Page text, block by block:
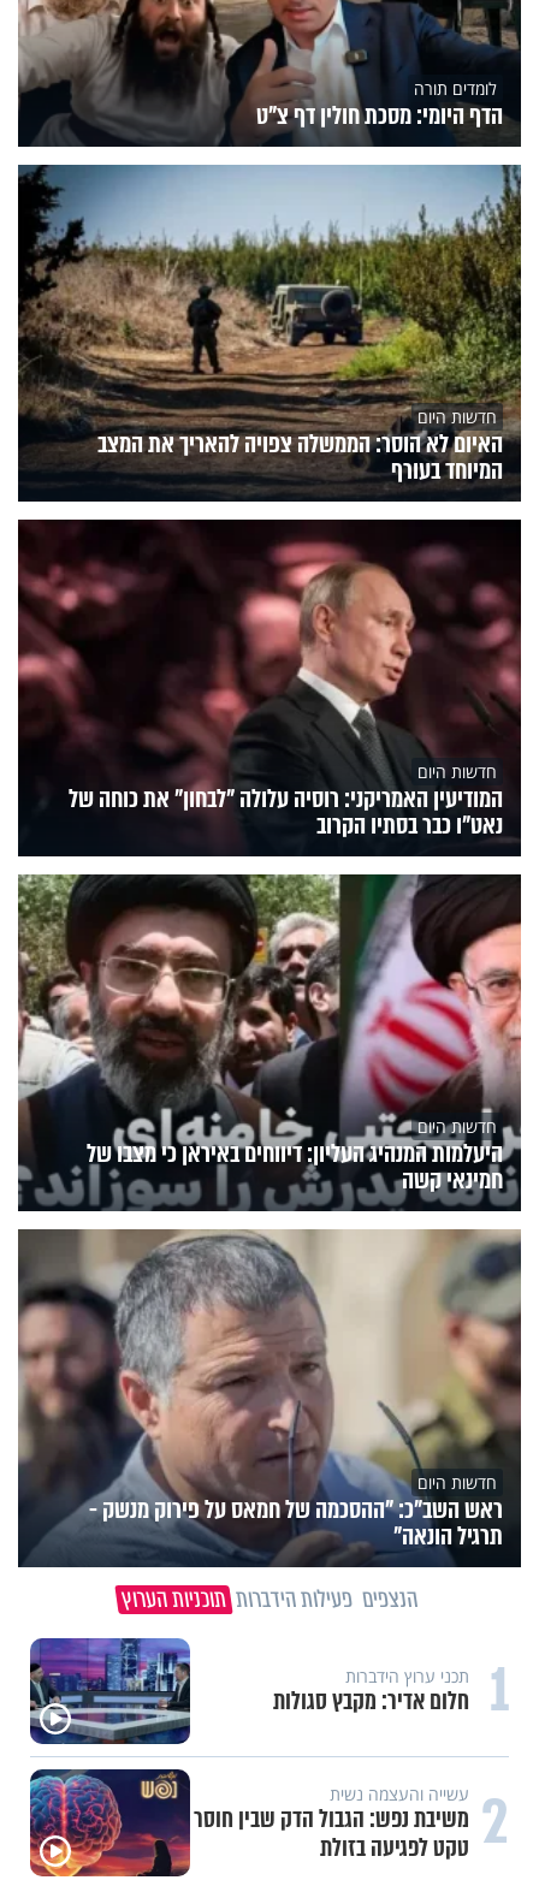
לומדים תורה
הדף היומי: מסכת חולין דף צ"ט
חדשות היום
האיום לא הוסר: הממשלה צפויה להאריך את המצב
המיוחד בעורף
חדשות היום
המודיעין האמריקני: רוסיה עלולה "לבחון" את כוחה של
נאט"ו כבר בסתיו הקרוב
חדשות היום
היעלמות המנהיג העליון: דיווחים באיראן כי מצבו של
חמינאי קשה
חדשות היום
ראש השב"כ: "ההסכמה של חמאס על פירוק מנשק -
תרגיל הונאה"
הנצפים פעילות הידברות תוכניות הערוץ
1 תכני ערוץ הידברות
חלום אדיר: מקבץ סגולות
2 עשייה והעצמה נשית
משיבת נפש: הגבול הדק שבין חוסר
טקט לפגיעה בזולת